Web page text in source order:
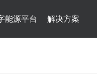
能源平台 解决方案